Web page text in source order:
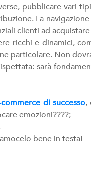
pubblicare vari
La
clienti ad
ricchi e dinamici,
particolare. Non
sarà
di successo,
emozioni????;
bene in testa!